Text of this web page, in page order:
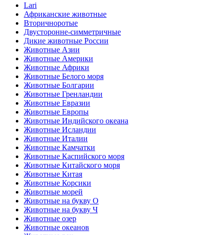
Lari
Африканские животные
Вторичноротые
Двусторонне-симметричные
Дикие животные России
Животные Азии
Животные Америки
Животные Африки
Животные Белого моря
Животные Болгарии
Животные Гренландии
Животные Евразии
Животные Европы
Животные Индийского океана
Животные Исландии
Животные Италии
Животные Камчатки
Животные Каспийского моря
Животные Китайского моря
Животные Китая
Животные Корсики
Животные морей
Животные на букву О
Животные на букву Ч
Животные озер
Животные океанов